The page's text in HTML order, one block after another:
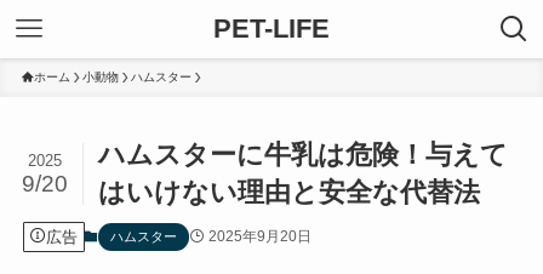
PET-LIFE
ホーム 小動物 ハムスター
ハムスターに牛乳は危険！与えて
はいけない理由と安全な代替法
2025
9/20
広告 ハムスター 2025年9月20日